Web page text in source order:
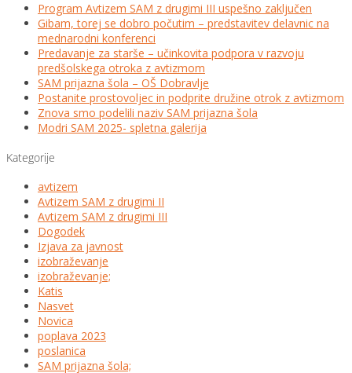
Program Avtizem SAM z drugimi III uspešno zaključen
Gibam, torej se dobro počutim – predstavitev delavnic na
mednarodni konferenci
Predavanje za starše – učinkovita podpora v razvoju
predšolskega otroka z avtizmom
SAM prijazna šola – OŠ Dobravlje
Postanite prostovoljec in podprite družine otrok z avtizmom
Znova smo podelili naziv SAM prijazna šola
Modri SAM 2025- spletna galerija
Kategorije
avtizem
Avtizem SAM z drugimi II
Avtizem SAM z drugimi III
Dogodek
Izjava za javnost
izobraževanje
izobraževanje;
Katis
Nasvet
Novica
poplava 2023
poslanica
SAM prijazna šola;